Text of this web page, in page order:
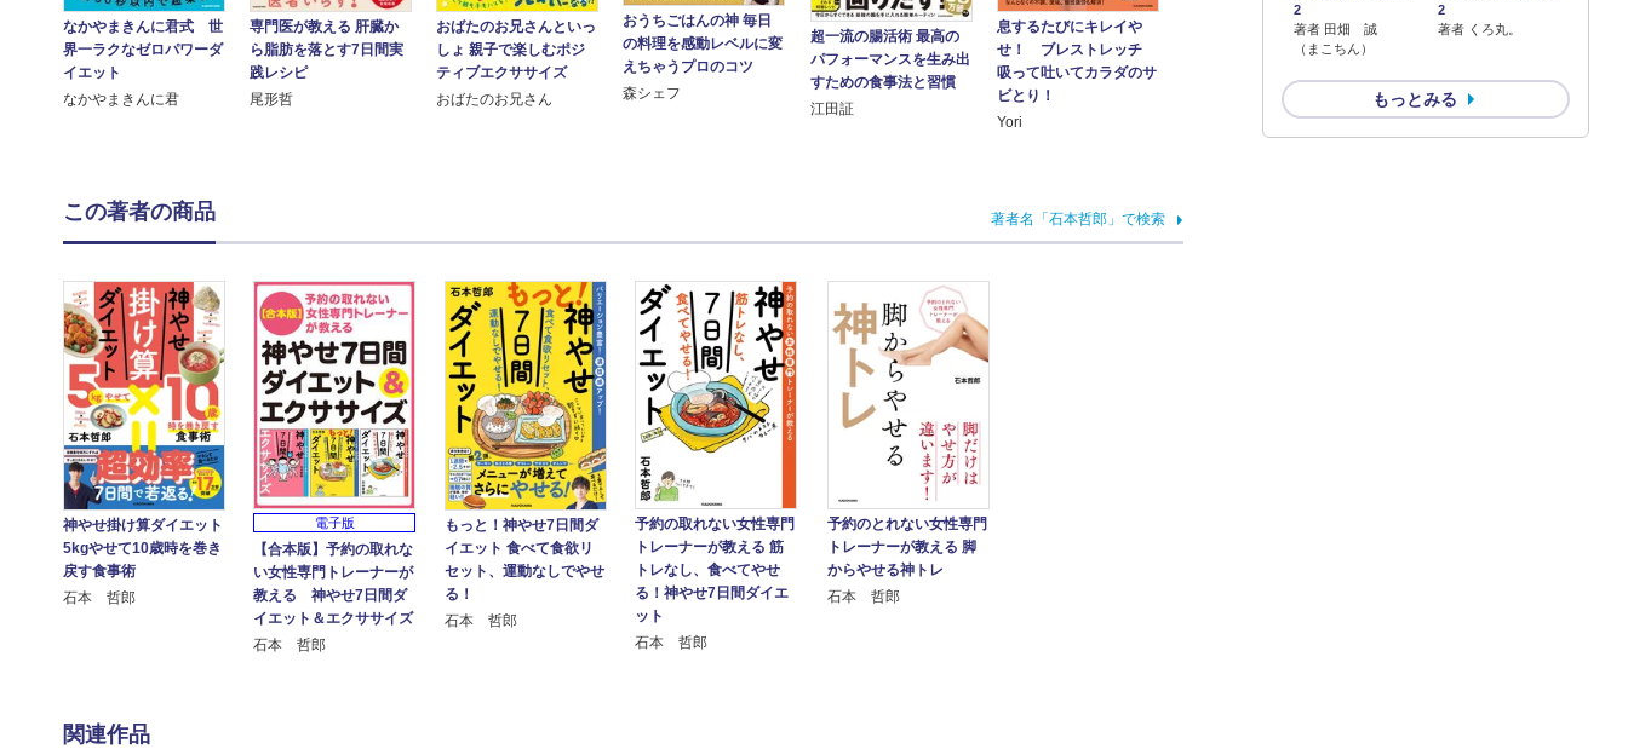
2
著者 田畑 誠
（まこちん）
2
著者 くろ丸。
もっとみる
なかやまきんに君式 世
界一ラクなゼロパワーダ
イエット
なかやまきんに君
専門医が教える 肝臓か
ら脂肪を落とす7日間実
践レシピ
尾形哲
おばたのお兄さんといっ
しょ 親子で楽しむポジ
ティブエクササイズ
おばたのお兄さん
おうちごはんの神 毎日
の料理を感動レベルに変
えちゃうプロのコツ
森シェフ
超一流の腸活術 最高の
パフォーマンスを生み出
すための食事法と習慣
江田証
息するたびにキレイや
せ！ ブレストレッチ
吸って吐いてカラダのサ
ビとり！
Yori
この著者の商品 著者名「石本哲郎」で検索
神やせ掛け算ダイエット
5kgやせて10歳時を巻き
戻す食事術
石本 哲郎
電子版
【合本版】予約の取れな
い女性専門トレーナーが
教える 神やせ7日間ダ
イエット＆エクササイズ
石本 哲郎
もっと！神やせ7日間ダ
イエット 食べて食欲リ
セット、運動なしでやせ
る！
石本 哲郎
予約の取れない女性専門
トレーナーが教える 筋
トレなし、食べてやせ
る！神やせ7日間ダイエ
ット
石本 哲郎
予約のとれない女性専門
トレーナーが教える 脚
からやせる神トレ
石本 哲郎
関連作品